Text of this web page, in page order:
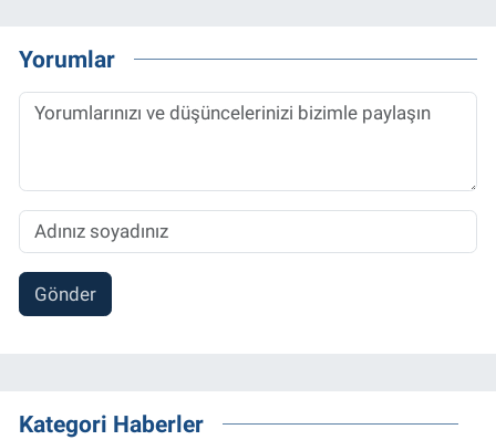
Yorumlar
Gönder
Kategori Haberler